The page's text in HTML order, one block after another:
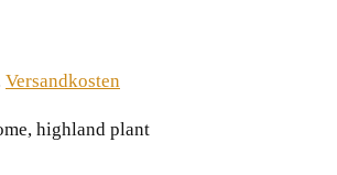
Versandkosten
highland plant